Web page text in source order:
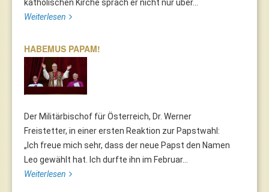
katholischen Kirche sprach er nicht nur über...
Weiterlesen
HABEMUS PAPAM!
Der Militärbischof für Österreich, Dr. Werner
Freistetter, in einer ersten Reaktion zur Papstwahl:
„Ich freue mich sehr, dass der neue Papst den Namen
Leo gewählt hat. Ich durfte ihn im Februar...
Weiterlesen